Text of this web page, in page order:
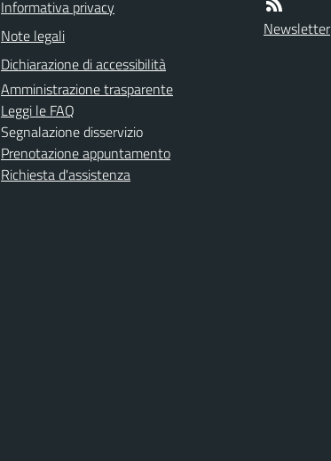
Informativa privacy
Note legali
Dichiarazione di accessibilità
Amministrazione trasparente
Leggi le FAQ
Segnalazione disservizio
Prenotazione appuntamento
Richiesta d'assistenza
Newsletter